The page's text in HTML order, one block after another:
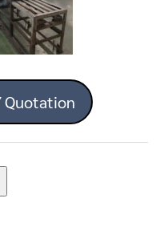
Quotation